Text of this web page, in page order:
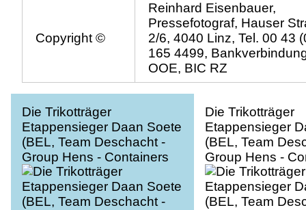
Copyright ©
Reinhard Eisenbauer,
Pressefotograf, Hauser
2/6, 4040 Linz, Tel. 00 43
165 4499,
OOE, BIC RZ
Die Trikotträger
Etappensieger Daan Soete
(BEL, Team Deschacht -
Group Hens - Containers
Maes), Lander Loockx
(BEL, Team Deschacht -
Group Hens - Containers
Die Trikotträger
Etappensieger
(BEL, Team
Group Hens -
Maes), Lander
(BEL, Team
Group Hens -